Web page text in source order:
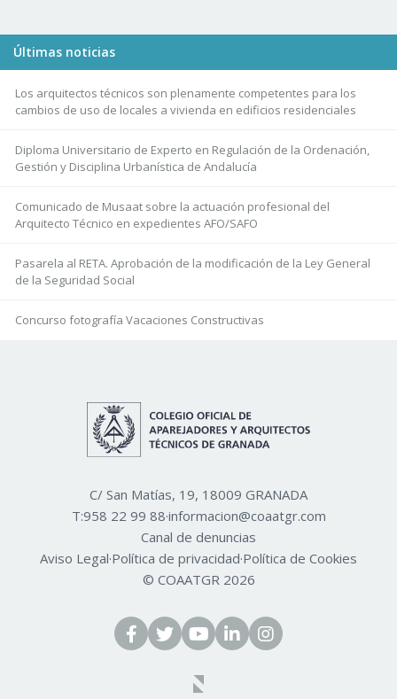
Últimas noticias
Los arquitectos técnicos son plenamente competentes para los
cambios de uso de locales a vivienda en edificios residenciales
Diploma Universitario de Experto en Regulación de la Ordenación,
Gestión y Disciplina Urbanística de Andalucía
Comunicado de Musaat sobre la actuación profesional del
Arquitecto Técnico en expedientes AFO/SAFO
Pasarela al RETA. Aprobación de la modificación de la Ley General
de la Seguridad Social
Concurso fotografía Vacaciones Constructivas
C/ San Matías, 19, 18009 GRANADA
T:958 22 99 88·informacion@coaatgr.com
Canal de denuncias
Aviso Legal·Política de privacidad·Política de Cookies
© COAATGR 2026